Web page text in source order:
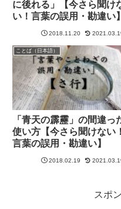
に後れる」【今さら聞け
い！言葉の誤用・勘違い】
2018.11.20
ことば（日本語）
「青天の霹靂」の間違っ
使い方【今さら聞けない！
言葉の誤用・勘違い】
2018.02.19
スポ